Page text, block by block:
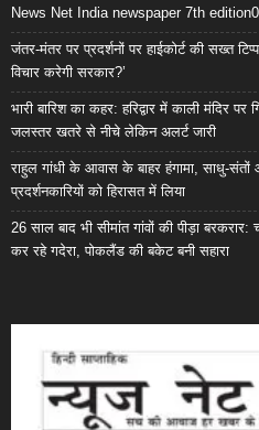
News Net India newspaper 7th
जंतर-मंतर पर प्रदर्शनों पर हाईकोर्ट की सख्त
विचार करेगी सरकार?’
भारी बारिश का कहर: हरिद्वार में काली मंदिर
जलस्तर खतरे से नीचे लेकिन अलर्ट जारी
राहुल गांधी के आवास के बाहर हंगामा, साधु-
प्रदर्शनकारियों को हिरासत में लिया
26 साल बाद भी सीमांत गांवों की पीड़ा
कर रहे गदेरा, पोकलैंड की बकेट बनी सहारा